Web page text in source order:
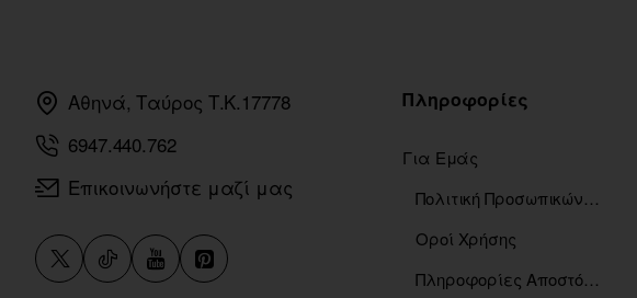
Αθηνά, Ταύρος Τ.Κ.17778
6947.440.762
Επικοινωνήστε μαζί μας
Πληροφορίες
Για Εμάς
Πολιτική Προσωπικών Δεδομένων
Οροί Χρήσης
Πληροφορίες Αποστόλης